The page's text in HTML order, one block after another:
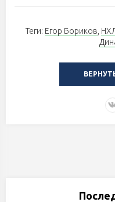
Теги: Егор Бориков